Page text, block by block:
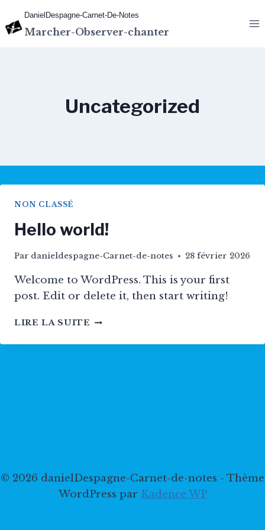
au
contenu
DanielDespagne-Carnet-De-Notes
Marcher-Observer-chanter
Uncategorized
NON CLASSÉ
Hello world!
Par danieldespagne-Carnet-de-notes 28 février 2026
Welcome to WordPress. This is your first
post. Edit or delete it, then start writing!
LIRE LA SUITE HELLO
© 2026 danielDespagne-Carnet-de-notes - Thème
WordPress par Kadence WP